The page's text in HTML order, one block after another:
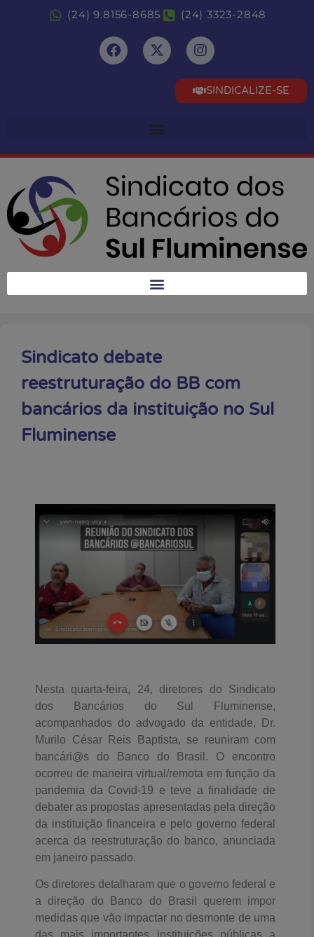
(24) 9.8156-8685 (24) 3323-2848
SINDICALIZE-SE
Sindicato debate
reestruturação do BB com
bancários da instituição no Sul
Fluminense
Nesta quarta-feira, 24, diretores do Sindicato
dos Bancários do Sul Fluminense,
acompanhados do advogado da entidade, Dr.
Murilo César Reis Baptista, se reuniram com
bancári@s do Banco do Brasil. O encontro
ocorreu de maneira virtual/remota em função da
pandemia da Covid-19 e teve a finalidade de
debater as propostas apresentadas pela direção
da instituição financeira e pelo governo federal
acerca da reestruturação do banco, anunciada
em janeiro passado.
Os diretores detalharam que o governo federal e
a direção do Banco do Brasil querem impor
medidas que vão impactar no desmonte de uma
das mais importantes instituições públicas a